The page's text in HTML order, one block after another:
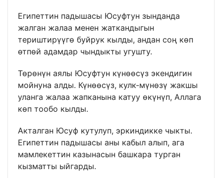
Египеттин падышасы Юсуфтун зынданда
жалган жалаа менен жаткандыгын
териштирүүгө буйрук кылды, андан соң көп
өтпөй адамдар чындыкты угушту.
Төрөнүн аялы Юсуфтун күнөөсүз экендигин
мойнуна алды. Күнөөсүз, кулк-мүнөзү жакшы
уланга жалаа жапканына катуу өкүнүп, Аллага
көп тообо кылды.
Акталган Юсуф кутулуп, эркиндикке чыкты.
Египеттин падышасы аны кабыл алып, ага
мамлекеттин казынасын башкара турган
кызматты ыйгарды.